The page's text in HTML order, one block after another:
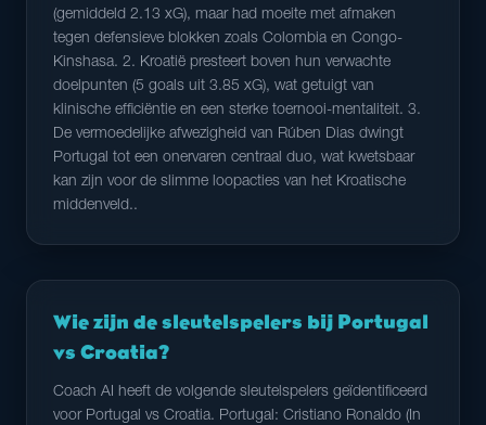
(gemiddeld 2.13 xG), maar had moeite met afmaken
tegen defensieve blokken zoals Colombia en Congo-
Kinshasa. 2. Kroatië presteert boven hun verwachte
doelpunten (5 goals uit 3.85 xG), wat getuigt van
klinische efficiëntie en een sterke toernooi-mentaliteit. 3.
De vermoedelijke afwezigheid van Rúben Dias dwingt
Portugal tot een onervaren centraal duo, wat kwetsbaar
kan zijn voor de slimme loopacties van het Kroatische
middenveld..
Wie zijn de sleutelspelers bij Portugal
vs Croatia?
Coach AI heeft de volgende sleutelspelers geïdentificeerd
voor Portugal vs Croatia. Portugal: Cristiano Ronaldo (In